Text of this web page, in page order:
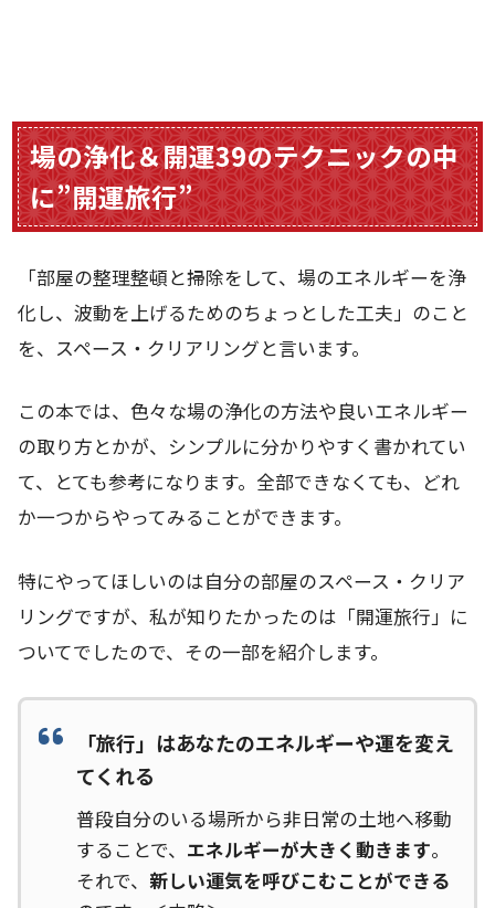
場の浄化＆開運39のテクニックの中
に”開運旅行”
「部屋の整理整頓と掃除をして、場のエネルギーを浄
化し、波動を上げるためのちょっとした工夫」のこと
を、スペース・クリアリングと言います。
この本では、色々な場の浄化の方法や良いエネルギー
の取り方とかが、シンプルに分かりやすく書かれてい
て、とても参考になります。全部できなくても、どれ
か一つからやってみることができます。
特にやってほしいのは自分の部屋のスペース・クリア
リングですが、私が知りたかったのは「開運旅行」に
ついてでしたので、その一部を紹介します。
「旅行」はあなたのエネルギーや運を変え
てくれる
普段自分のいる場所から非日常の土地へ移動
することで、 エネルギーが大きく動きます。
それで、 新しい運気を呼びこむことができる